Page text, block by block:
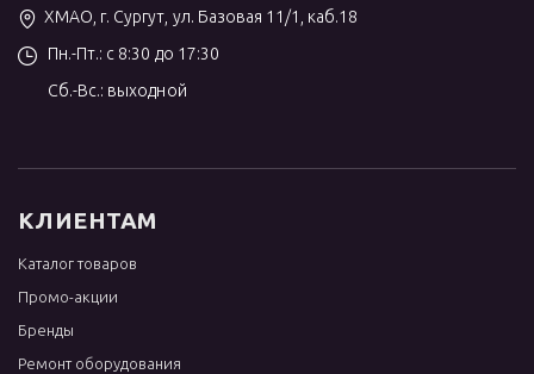
ХМАО, г. Сургут, ул. Базовая 11/1, каб.18
Пн.-Пт.: с 8:30 до 17:30
Сб.-Вс.: выходной
КЛИЕНТАМ
Каталог товаров
Промо-акции
Бренды
Ремонт оборудования